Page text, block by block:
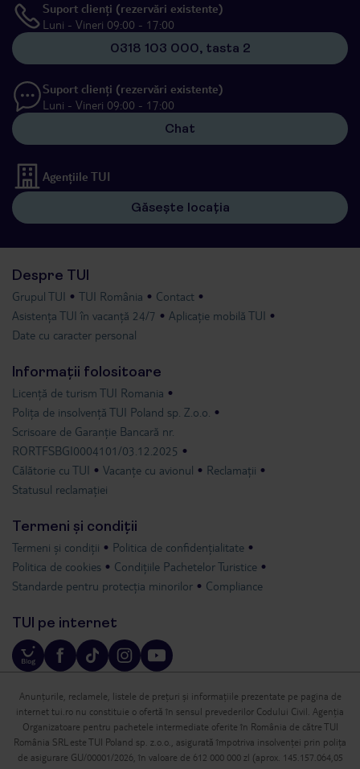
Suport clienți (rezervări existente)
Luni - Vineri 09:00 - 17:00
0318 103 000, tasta 2
Suport clienți (rezervări existente)
Luni - Vineri 09:00 - 17:00
Chat
Agențiile TUI
Găsește locația
Despre TUI
Grupul TUI TUI România
Contact
Asistența TUI în vacanță 24/7
Aplicație mobilă TUI
Date cu caracter personal
Informații folositoare
Licență de turism TUI Romania
Polița de insolvență TUI Poland sp. Z.o.o.
Scrisoare de Garanție Bancară nr.
RORTFSBGI0004101/03.12.2025
Călătorie cu TUI
Vacanțe cu avionul
Reclamații
Statusul reclamației
Termeni și condiții
Termeni și condiții
Politica de confidențialitate
Politica de cookies
Condițiile Pachetelor Turistice
Standarde pentru protecția minorilor
Compliance
TUI pe internet
Anunțurile, reclamele, listele de prețuri și informațiile prezentate pe pagina de
internet tui.ro nu constituie o ofertă în sensul prevederilor Codului Civil. Agenția
Organizatoare pentru pachetele intermediate oferite în România de către TUI
România SRL este TUI Poland sp. z.o.o., asigurată împotriva insolvenței prin polița
de asigurare GU/00001/2026, în valoare de 612 000 000 zl (aprox. 145.157.064,05